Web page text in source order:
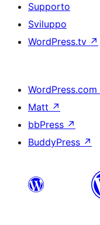
Supporto
Sviluppo
WordPress.tv ↗
WordPress.com
Matt ↗
bbPress ↗
BuddyPress ↗